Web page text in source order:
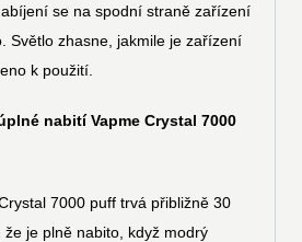
se na spodní straně zařízení
Světlo zhasne, jakmile je zařízení
k použití.
nabití Vapme Crystal 7000
7000 puff trvá přibližně 30
že je plně nabito, když modrý